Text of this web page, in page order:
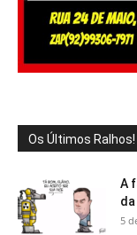
Os Últimos Ralhos!
A
5